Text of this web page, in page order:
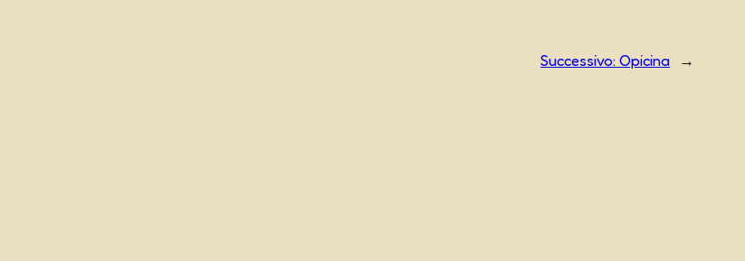
Successivo: Opicina →